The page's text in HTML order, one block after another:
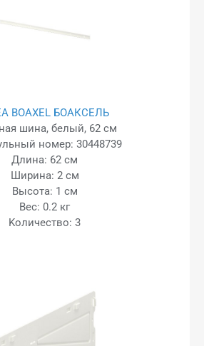
BOAXEL БОАКСЕЛЬ
шина, белый, 62 см
номер: 30448739
Длина: 62 см
Ширина: 2 см
Высота: 1 см
Вес: 0.2 кг
Kоличество: 3